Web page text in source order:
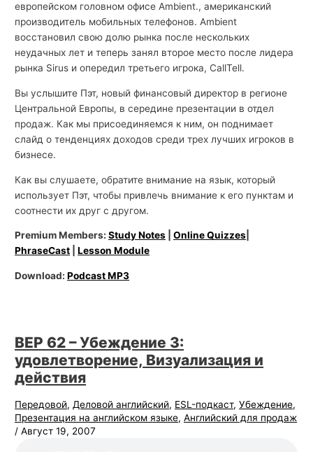
европейском головном офисе Ambient., американский
производитель мобильных телефонов. Ambient
восстановил свою долю рынка после нескольких
неудачных лет и теперь занял второе место после лидера
рынка Sirus и опередил третьего игрока, CallTell.
Вы услышите Пэт, новый финансовый директор в регионе
Центральной Европы, в середине презентации в отдел
продаж. Как мы присоединяемся к ним, он поднимает
слайд о тенденциях доходов среди трех лучших игроков в
бизнесе.
Как вы слушаете, обратите внимание на язык, который
использует Пэт, чтобы привлечь внимание к его пунктам и
соотнести их друг с другом.
Premium Members:Study Notes |Online Quizzes
PhraseCast |Lesson Module
Download:Podcast MP3
BEP 62 – Убеждение 3:
удовлетворение, Визуализация и
действия
Передовой,Деловой английский, ESL-подкаст,Убеждение,
Презентация на английском языке,Английский для продаж
/Август 19, 2007